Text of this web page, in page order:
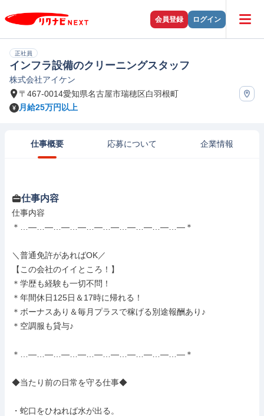
会員登録 ログイン
正社員
インフラ設備のクリーニングスタッフ
株式会社アイケン
〒467-0014愛知県名古屋市瑞穂区白羽根町
月給25万円以上
仕事概要 応募について 企業情報
仕事内容
仕事内容
＊…―…―…―…―…―…―…―…―…―…―＊
＼普通免許があればOK／
【この会社のイイところ！】
＊学歴も経験も一切不問！
＊年間休日125日＆17時に帰れる！
＊ボーナスあり＆毎月プラスで稼げる別途報酬あり♪
＊空調服も貸与♪
＊…―…―…―…―…―…―…―…―…―…―＊
◆当たり前の日常を守る仕事◆
・蛇口をひねれば水が出る。